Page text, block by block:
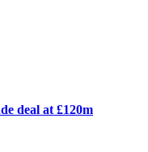
deal at £120m